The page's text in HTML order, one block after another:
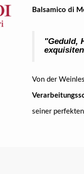
Balsamico di
"Geduld,
Von der
seiner